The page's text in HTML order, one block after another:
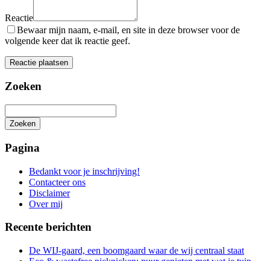
Reactie
Bewaar mijn naam, e-mail, en site in deze browser voor de
volgende keer dat ik reactie geef.
Zoeken
Zoeken
zoeken
Pagina
Bedankt voor je inschrijving!
Contacteer ons
Disclaimer
Over mij
Recente berichten
De WIJ-gaard, een boomgaard waar de wij centraal staat